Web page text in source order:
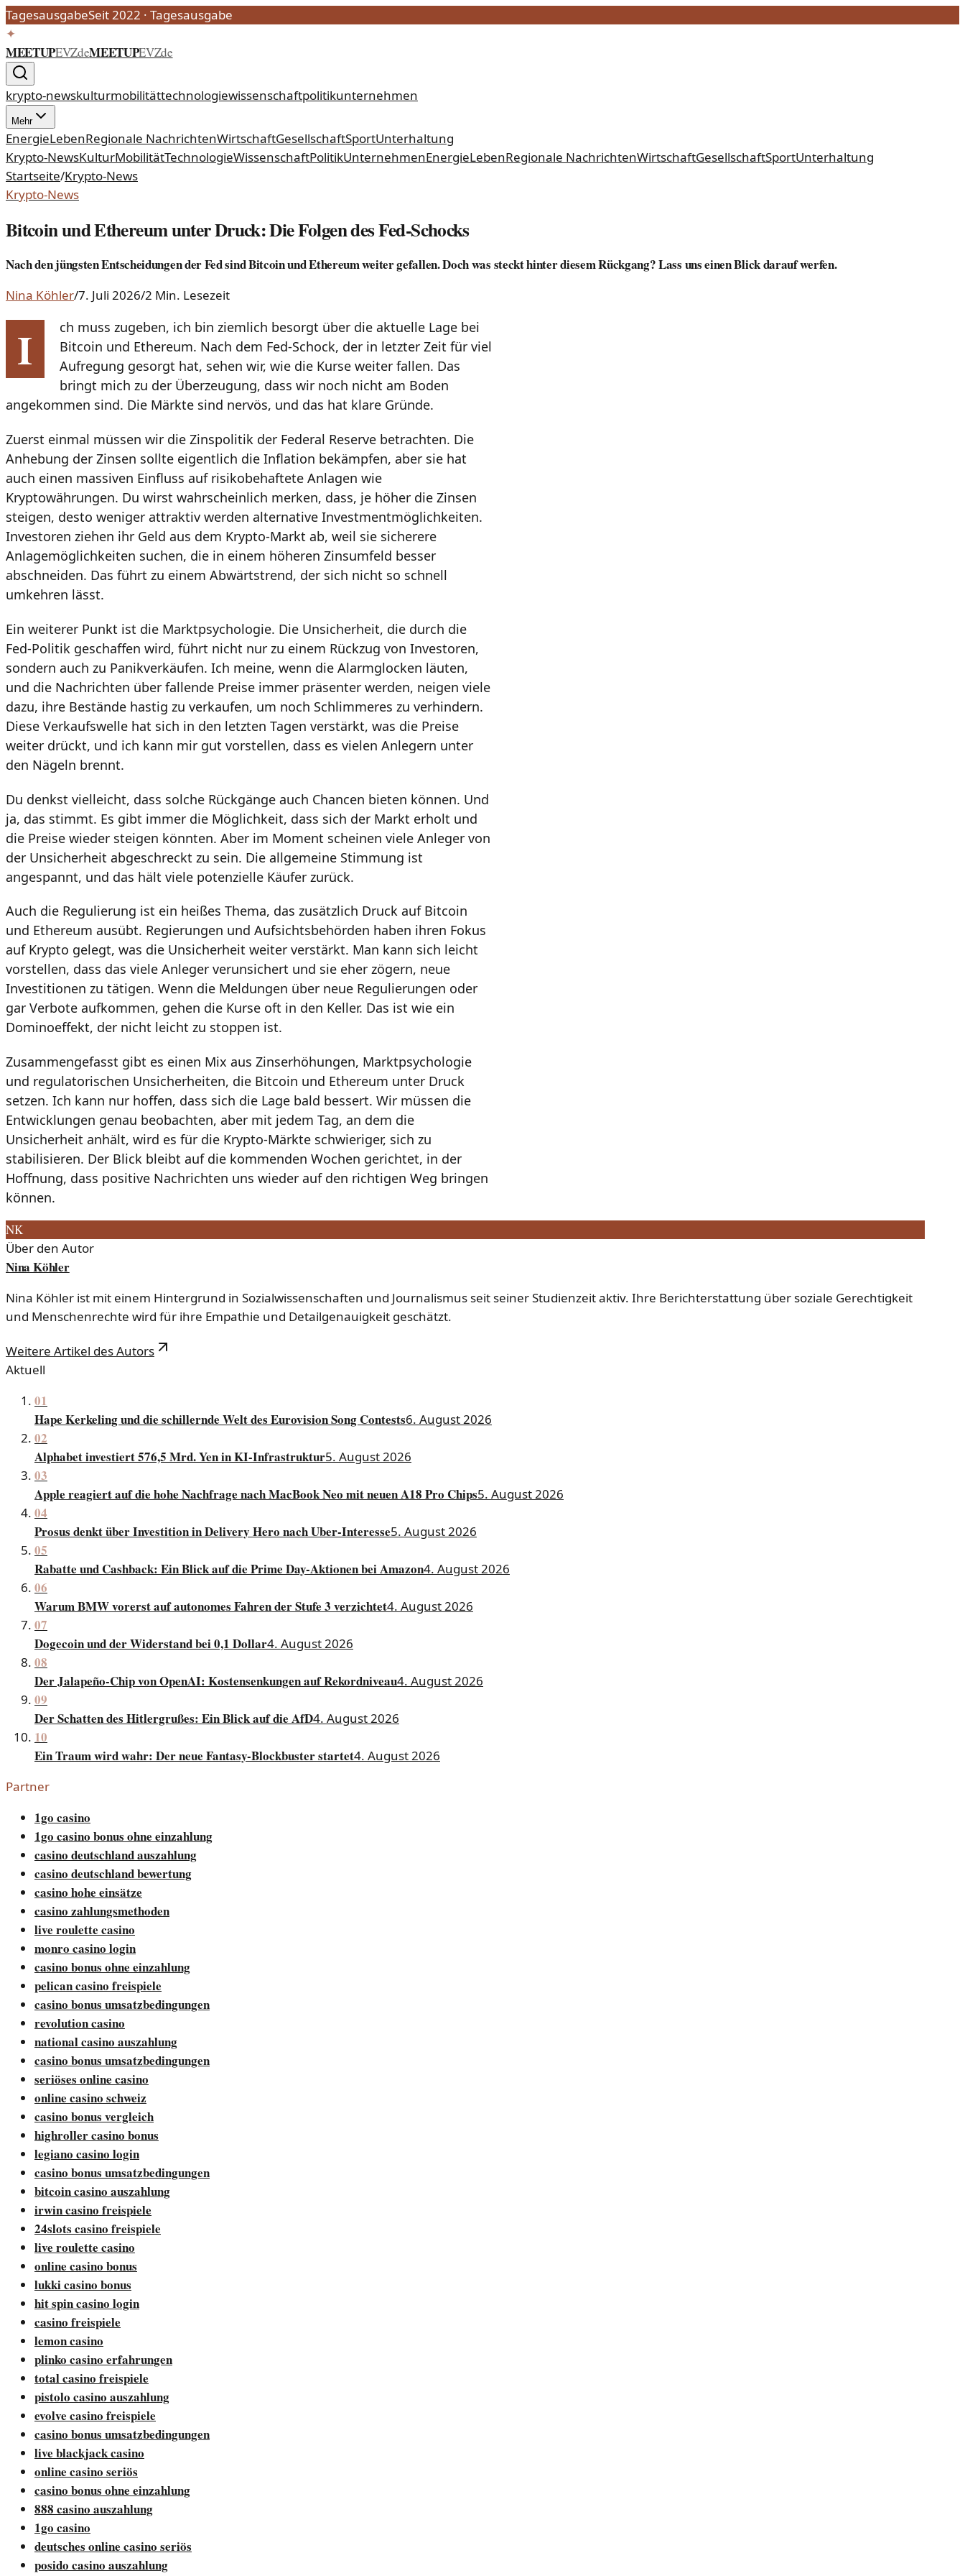
TagesausgabeSeit 2022 · Tagesausgabe
✦
MEETUPEVZdeMEETUPEVZde
krypto-newskulturmobilitättechnologiewissenschaftpolitikunternehmen
Mehr
EnergieLebenRegionale NachrichtenWirtschaftGesellschaftSportUnterhaltung
Krypto-NewsKulturMobilitätTechnologieWissenschaftPolitikUnternehmenEnergieLebenRegionale NachrichtenWirtschaftGesellschaftSportUnterhaltung
Startseite/Krypto-News
Krypto-News
Bitcoin und Ethereum unter Druck: Die Folgen des Fed-Schocks
Nach den jüngsten Entscheidungen der Fed sind Bitcoin und Ethereum weiter gefallen. Doch was steckt hinter diesem Rückgang? Lass uns einen Blick darauf werfen.
Nina Köhler/7. Juli 2026/2 Min. Lesezeit
I
ch muss zugeben, ich bin ziemlich besorgt über die aktuelle Lage bei
Bitcoin und Ethereum. Nach dem Fed-Schock, der in letzter Zeit für viel
Aufregung gesorgt hat, sehen wir, wie die Kurse weiter fallen. Das
bringt mich zu der Überzeugung, dass wir noch nicht am Boden
angekommen sind. Die Märkte sind nervös, und das hat klare Gründe.
Zuerst einmal müssen wir die Zinspolitik der Federal Reserve betrachten. Die
Anhebung der Zinsen sollte eigentlich die Inflation bekämpfen, aber sie hat
auch einen massiven Einfluss auf risikobehaftete Anlagen wie
Kryptowährungen. Du wirst wahrscheinlich merken, dass, je höher die Zinsen
steigen, desto weniger attraktiv werden alternative Investmentmöglichkeiten.
Investoren ziehen ihr Geld aus dem Krypto-Markt ab, weil sie sicherere
Anlagemöglichkeiten suchen, die in einem höheren Zinsumfeld besser
abschneiden. Das führt zu einem Abwärtstrend, der sich nicht so schnell
umkehren lässt.
Ein weiterer Punkt ist die Marktpsychologie. Die Unsicherheit, die durch die
Fed-Politik geschaffen wird, führt nicht nur zu einem Rückzug von Investoren,
sondern auch zu Panikverkäufen. Ich meine, wenn die Alarmglocken läuten,
und die Nachrichten über fallende Preise immer präsenter werden, neigen viele
dazu, ihre Bestände hastig zu verkaufen, um noch Schlimmeres zu verhindern.
Diese Verkaufswelle hat sich in den letzten Tagen verstärkt, was die Preise
weiter drückt, und ich kann mir gut vorstellen, dass es vielen Anlegern unter
den Nägeln brennt.
Du denkst vielleicht, dass solche Rückgänge auch Chancen bieten können. Und
ja, das stimmt. Es gibt immer die Möglichkeit, dass sich der Markt erholt und
die Preise wieder steigen könnten. Aber im Moment scheinen viele Anleger von
der Unsicherheit abgeschreckt zu sein. Die allgemeine Stimmung ist
angespannt, und das hält viele potenzielle Käufer zurück.
Auch die Regulierung ist ein heißes Thema, das zusätzlich Druck auf Bitcoin
und Ethereum ausübt. Regierungen und Aufsichtsbehörden haben ihren Fokus
auf Krypto gelegt, was die Unsicherheit weiter verstärkt. Man kann sich leicht
vorstellen, dass das viele Anleger verunsichert und sie eher zögern, neue
Investitionen zu tätigen. Wenn die Meldungen über neue Regulierungen oder
gar Verbote aufkommen, gehen die Kurse oft in den Keller. Das ist wie ein
Dominoeffekt, der nicht leicht zu stoppen ist.
Zusammengefasst gibt es einen Mix aus Zinserhöhungen, Marktpsychologie
und regulatorischen Unsicherheiten, die Bitcoin und Ethereum unter Druck
setzen. Ich kann nur hoffen, dass sich die Lage bald bessert. Wir müssen die
Entwicklungen genau beobachten, aber mit jedem Tag, an dem die
Unsicherheit anhält, wird es für die Krypto-Märkte schwieriger, sich zu
stabilisieren. Der Blick bleibt auf die kommenden Wochen gerichtet, in der
Hoffnung, dass positive Nachrichten uns wieder auf den richtigen Weg bringen
können.
NK
Über den Autor
Nina Köhler
Nina Köhler ist mit einem Hintergrund in Sozialwissenschaften und Journalismus seit seiner Studienzeit aktiv. Ihre Berichterstattung über soziale Gerechtigkeit
und Menschenrechte wird für ihre Empathie und Detailgenauigkeit geschätzt.
Weitere Artikel des Autors
Aktuell
01
Hape Kerkeling und die schillernde Welt des Eurovision Song Contests6. August 2026
02
Alphabet investiert 576,5 Mrd. Yen in KI-Infrastruktur5. August 2026
03
Apple reagiert auf die hohe Nachfrage nach MacBook Neo mit neuen A18 Pro Chips5. August 2026
04
Prosus denkt über Investition in Delivery Hero nach Uber-Interesse5. August 2026
05
Rabatte und Cashback: Ein Blick auf die Prime Day-Aktionen bei Amazon4. August 2026
06
Warum BMW vorerst auf autonomes Fahren der Stufe 3 verzichtet4. August 2026
07
Dogecoin und der Widerstand bei 0,1 Dollar4. August 2026
08
Der Jalapeño-Chip von OpenAI: Kostensenkungen auf Rekordniveau4. August 2026
09
Der Schatten des Hitlergrußes: Ein Blick auf die AfD4. August 2026
10
Ein Traum wird wahr: Der neue Fantasy-Blockbuster startet4. August 2026
Partner
1go casino
1go casino bonus ohne einzahlung
casino deutschland auszahlung
casino deutschland bewertung
casino hohe einsätze
casino zahlungsmethoden
live roulette casino
monro casino login
casino bonus ohne einzahlung
pelican casino freispiele
casino bonus umsatzbedingungen
revolution casino
national casino auszahlung
casino bonus umsatzbedingungen
seriöses online casino
online casino schweiz
casino bonus vergleich
highroller casino bonus
legiano casino login
casino bonus umsatzbedingungen
bitcoin casino auszahlung
irwin casino freispiele
24slots casino freispiele
live roulette casino
online casino bonus
lukki casino bonus
hit spin casino login
casino freispiele
lemon casino
plinko casino erfahrungen
total casino freispiele
pistolo casino auszahlung
evolve casino freispiele
casino bonus umsatzbedingungen
live blackjack casino
online casino seriös
casino bonus ohne einzahlung
888 casino auszahlung
1go casino
deutsches online casino seriös
posido casino auszahlung